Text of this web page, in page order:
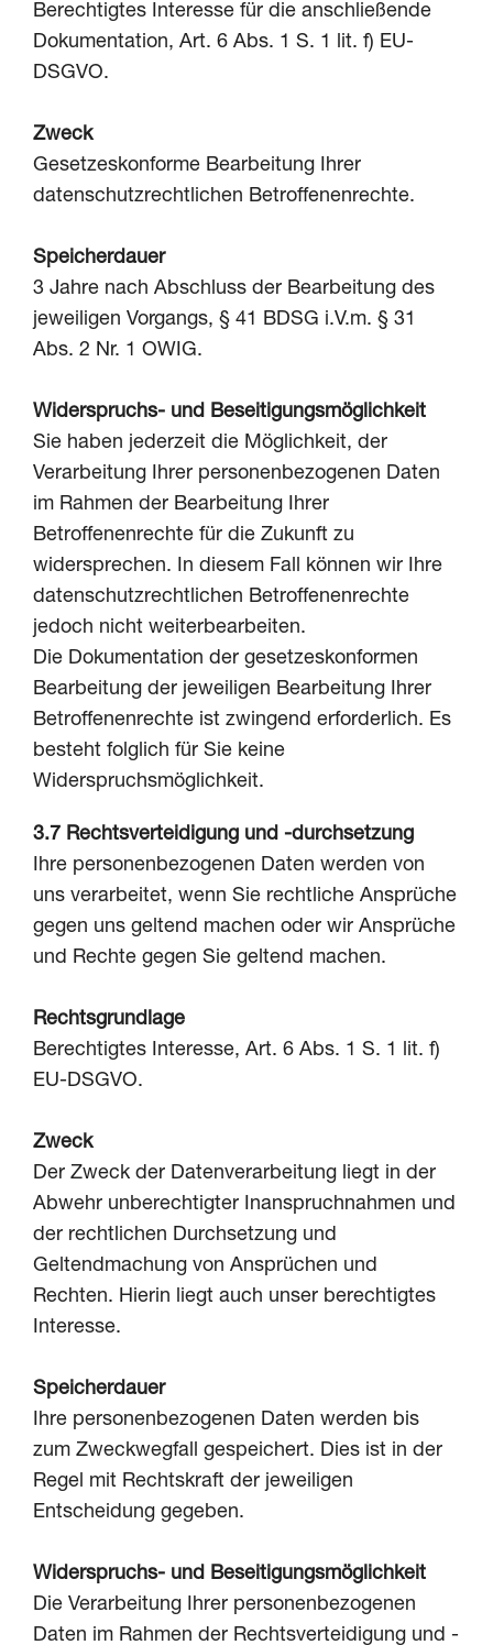
Berechtigtes Interesse für die anschließende
Dokumentation, Art. 6 Abs. 1 S. 1 lit. f) EU-
DSGVO.
Zweck
Gesetzeskonforme Bearbeitung Ihrer
datenschutzrechtlichen Betroffenenrechte.
Speicherdauer
3 Jahre nach Abschluss der Bearbeitung des
jeweiligen Vorgangs, § 41 BDSG i.V.m. § 31
Abs. 2 Nr. 1 OWIG.
Widerspruchs- und Beseitigungsmöglichkeit
Sie haben jederzeit die Möglichkeit, der
Verarbeitung Ihrer personenbezogenen Daten
im Rahmen der Bearbeitung Ihrer
Betroffenenrechte für die Zukunft zu
widersprechen. In diesem Fall können wir Ihre
datenschutzrechtlichen Betroffenenrechte
jedoch nicht weiterbearbeiten.
Die Dokumentation der gesetzeskonformen
Bearbeitung der jeweiligen Bearbeitung Ihrer
Betroffenenrechte ist zwingend erforderlich. Es
besteht folglich für Sie keine
Widerspruchsmöglichkeit.
3.7 Rechtsverteidigung und -durchsetzung
Ihre personenbezogenen Daten werden von
uns verarbeitet, wenn Sie rechtliche Ansprüche
gegen uns geltend machen oder wir Ansprüche
und Rechte gegen Sie geltend machen.
Rechtsgrundlage
Berechtigtes Interesse, Art. 6 Abs. 1 S. 1 lit. f)
EU-DSGVO.
Zweck
Der Zweck der Datenverarbeitung liegt in der
Abwehr unberechtigter Inanspruchnahmen und
der rechtlichen Durchsetzung und
Geltendmachung von Ansprüchen und
Rechten. Hierin liegt auch unser berechtigtes
Interesse.
Speicherdauer
Ihre personenbezogenen Daten werden bis
zum Zweckwegfall gespeichert. Dies ist in der
Regel mit Rechtskraft der jeweiligen
Entscheidung gegeben.
Widerspruchs- und Beseitigungsmöglichkeit
Die Verarbeitung Ihrer personenbezogenen
Daten im Rahmen der Rechtsverteidigung und -